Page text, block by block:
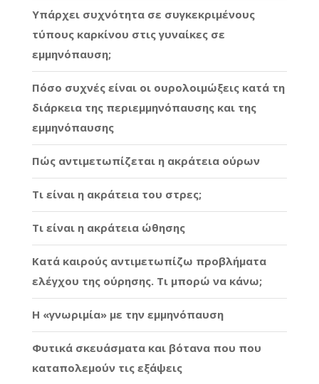
Υπάρχει συχνότητα σε συγκεκριμένους
τύπους καρκίνου στις γυναίκες σε
εμμηνόπαυση;
Πόσο συχνές είναι οι ουρολοιμώξεις κατά τη
διάρκεια της περιεμμηνόπαυσης και της
εμμηνόπαυσης
Πώς αντιμετωπίζεται η ακράτεια ούρων
Τι είναι η ακράτεια του στρες;
Τι είναι η ακράτεια ώθησης
Κατά καιρούς αντιμετωπίζω προβλήματα
ελέγχου της ούρησης. Τι μπορώ να κάνω;
Η «γνωριμία» με την εμμηνόπαυση
Φυτικά σκευάσματα και βότανα που που
καταπολεμούν τις εξάψεις